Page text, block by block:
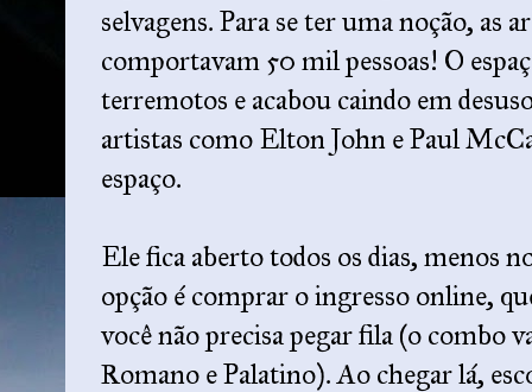
selvagens. Para se ter uma noção, as
comportavam 50 mil pessoas! O
terremotos e acabou caindo em
artistas como Elton John e Paul
espaço.
Ele fica aberto todos os dias, menos
opção é comprar o ingresso online,
você não precisa pegar fila (o combo
Romano e Palatino). Ao chegar lá,